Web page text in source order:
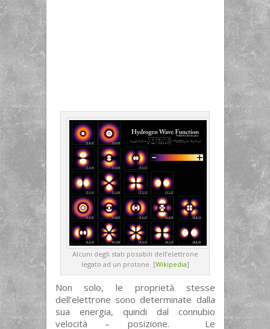
Alcuni degli stati possibili dell’elettrone
legato ad un protone. [Wikipedia]
Non solo, le proprietà stesse
dell’elettrone sono determinate dalla
sua energia, quindi dal connubio
velocità – posizione. Le